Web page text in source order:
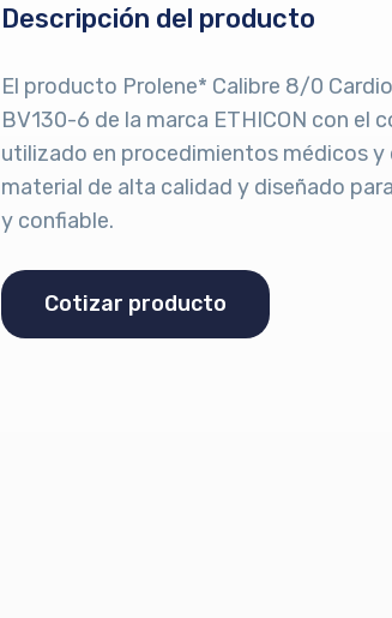
Descripción del producto
El producto Prolene* Calibre 8/0
BV130-6 de la marca ETHICON con el
utilizado en procedimientos médicos
material de alta calidad y diseñado
y confiable.
Cotizar producto